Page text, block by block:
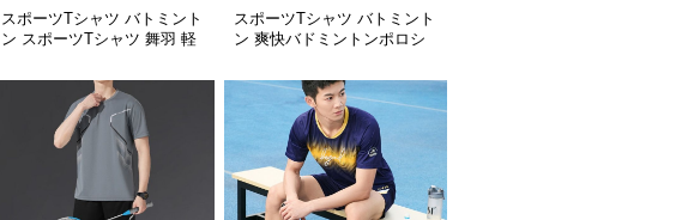
スポーツTシャツ バトミント
ン スポーツTシャツ 舞羽 軽
スポーツTシャツ バトミント
ン 爽快バドミントンポロシ